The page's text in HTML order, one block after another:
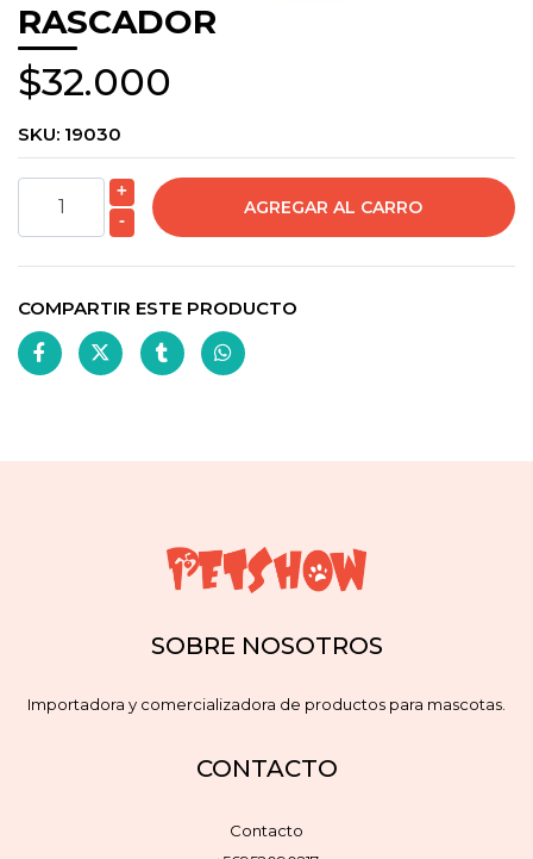
RASCADOR
$32.000
SKU: 19030
+
-
COMPARTIR ESTE PRODUCTO
SOBRE NOSOTROS
Importadora y comercializadora de productos para mascotas.
CONTACTO
Contacto